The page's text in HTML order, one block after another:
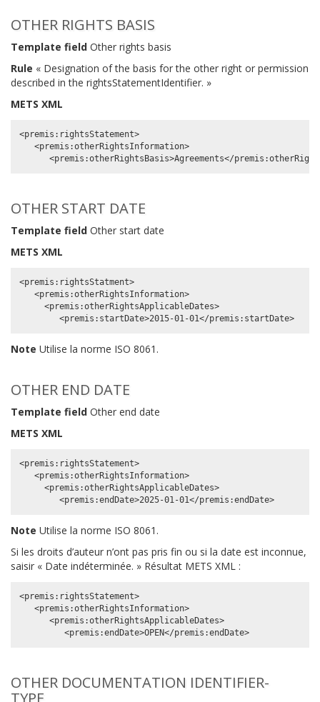
OTHER RIGHTS BASIS
Template field Other rights basis
Rule « Designation of the basis for the other right or permission
described in the rightsStatementIdentifier. »
METS XML
<premis:rightsStatement>
   <premis:otherRightsInformation>
OTHER START DATE
Template field Other start date
METS XML
<premis:rightsStatment>
   <premis:otherRightsInformation>
     <premis:otherRightsApplicableDates>
Note Utilise la norme ISO 8061.
OTHER END DATE
Template field Other end date
METS XML
<premis:rightsStatement>
   <premis:otherRightsInformation>
     <premis:otherRightsApplicableDates>
Note Utilise la norme ISO 8061.
Si les droits d’auteur n’ont pas pris fin ou si la date est inconnue,
saisir « Date indéterminée. » Résultat METS XML :
<premis:rightsStatement>
   <premis:otherRightsInformation>
      <premis:otherRightsApplicableDates>
OTHER DOCUMENTATION IDENTIFIER-
TYPE